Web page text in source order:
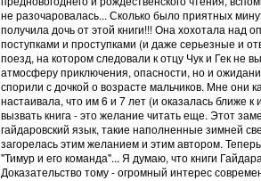
не разочаровалась... Сколько было приятных
получила дочь от этой книги!!! Она хохотала над
поступками и проступками (и даже серьезные и
поезд, на котором следовали к отцу Чук и Гек не
атмосферу приключения, опасности, но и
спорили с дочкой о возрасте мальчиков. Мне они
настаивала, что им 6 и 7 лет (и оказалась ближе
вызвать книга - это желание читать еще. Этот
гайдаровский язык, такие наполненные зимней
загорелась этим желанием и этим автором.
"Тимур и его команда"... Я думаю, что книги
Доказательство тому - огромный интерес